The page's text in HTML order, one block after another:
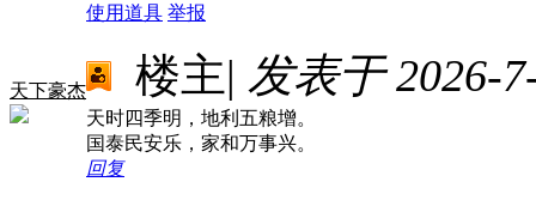
使用道具 举报
天下豪杰 楼主| 发表于 2026-
天时四季明，地利五粮增。
国泰民安乐，家和万事兴。
回复